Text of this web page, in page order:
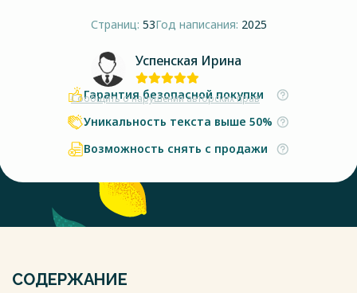
Страниц: 53Год написания: 2025
Успенская Ирина
Сообщить о нарушении авторских прав
Гарантия безопасной покупки
Уникальность текста выше 50%
Возможность снять с продажи
СОДЕРЖАНИЕ